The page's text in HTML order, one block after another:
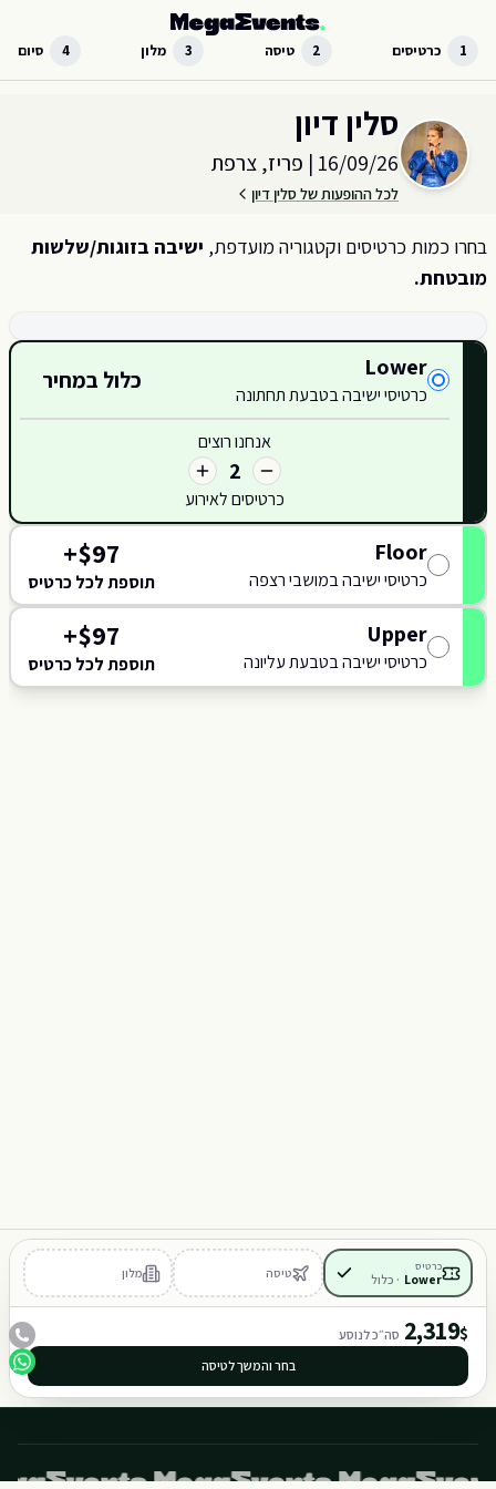
1 כרטיסים 2 טיסה 3 מלון 4 סיום
בחר כמות וקטגוריית כרטיסים עבור האירוע ב
סלין דיון
16/09/26
| פריז, צרפת
לכל ההופעות של סלין דיון
בחרו כמות כרטיסים וקטגוריה מועדפת, ישיבה בזוגות/שלשות
מובטחת.
420
421
401 402
J
קטגוריות כרטיסים זמינות
Lower
כרטיסי ישיבה בטבעת תחתונה
כלול במחיר
אנחנו רוצים
2
כרטיסים לאירוע
Floor
כרטיסי ישיבה במושבי רצפה
$97
+
תוספת לכל כרטיס
Upper
כרטיסי ישיבה בטבעת עליונה
$97
+
תוספת לכל כרטיס
כרטיס
Lower
· כלול טיסה מלון
$
2,319 סה״כ לנוסע
בחר והמשך לטיסה